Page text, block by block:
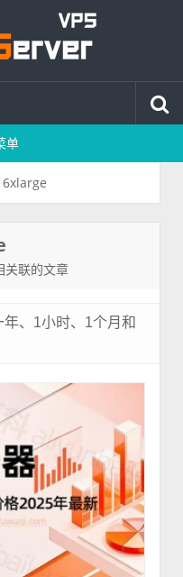
单
关联的文章
、1小时、1个月和